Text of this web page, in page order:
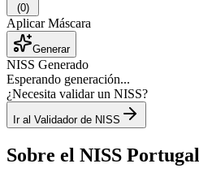
(0)
Aplicar Máscara
Generar
NISS Generado
Esperando generación...
¿Necesita validar un NISS?
Ir al Validador de NISS
Sobre el NISS Portugal